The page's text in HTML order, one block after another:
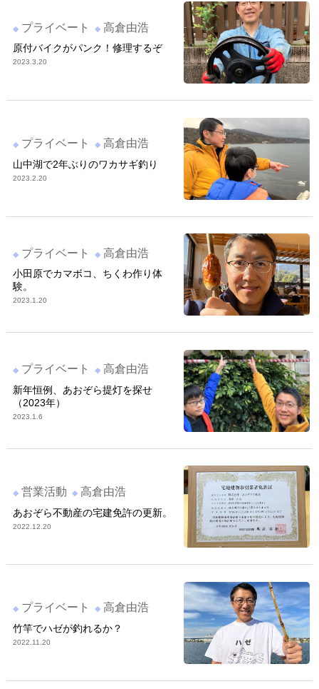
プライベート 高倉由浩
原付バイクがパンク！修理するぞ
2023.3.20
プライベート 高倉由浩
山中湖で2年ぶりのワカサギ釣り
2023.2.20
プライベート 高倉由浩
小田原でカマボコ、ちくわ作り体
験。
2023.1.20
プライベート 高倉由浩
新年恒例、あおぞら提灯を探せ
（2023年）
2023.1.6
営業活動 高倉由浩
あおぞら不動産の宅建免許の更新。
2022.12.20
プライベート 高倉由浩
竹竿でハゼが釣れるか？
2022.11.20